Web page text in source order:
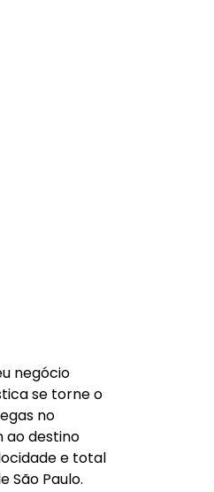
negócio
se torne o
no
ao destino
e total
São Paulo.